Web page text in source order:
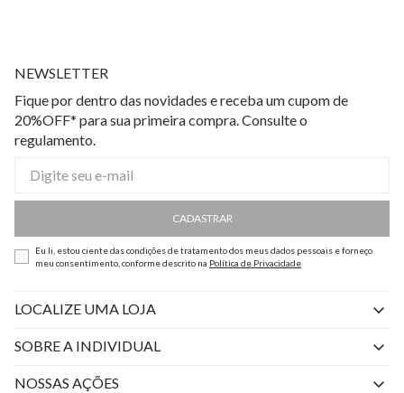
NEWSLETTER
Fique por dentro das novidades e receba um cupom de
20%OFF* para sua primeira compra. Consulte o
regulamento.
CADASTRAR
Eu li, estou ciente das condições de tratamento dos meus dados pessoais e forneço
meu consentimento, conforme descrito na Política de Privacidade
LOCALIZE UMA LOJA
SOBRE A INDIVIDUAL
Quem Somos
NOSSAS AÇÕES